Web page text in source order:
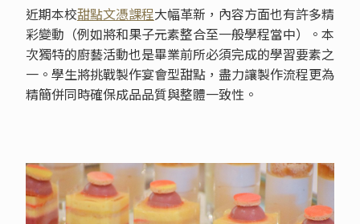
近期本校甜點文憑課程大幅革新，內容方面也有許多精
彩變動（例如將和果子元素整合至一般學程當中）。本
次獨特的廚藝活動也是畢業前所必須完成的學習要素之
一。學生將挑戰製作宴會型甜點，盡力讓製作流程更為
精簡併同時確保成品品質與整體一致性。